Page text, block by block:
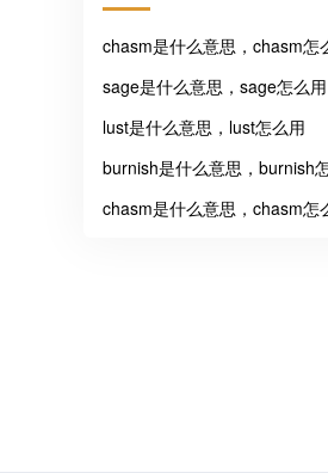
chasm是什么意思，chasm怎
sage是什么意思，sage怎么用
lust是什么意思，lust怎么用
burnish是什么意思，burnish
chasm是什么意思，chasm怎